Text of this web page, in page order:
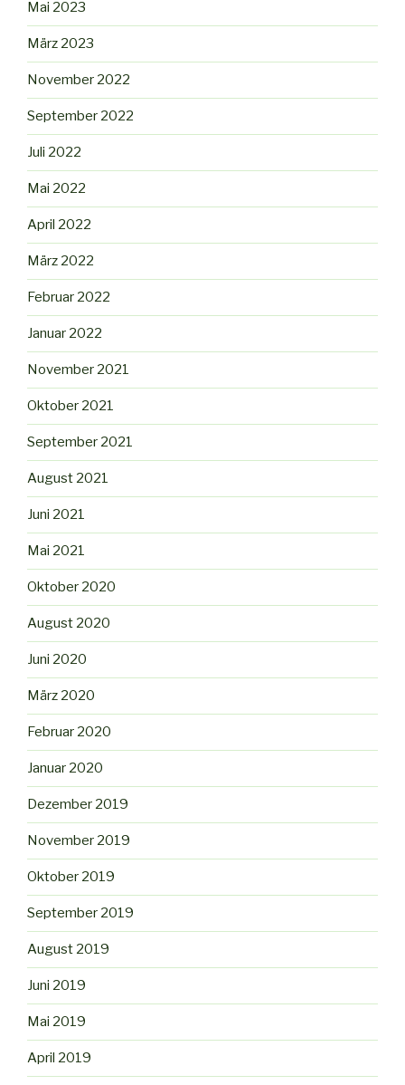
Mai 2023
März 2023
November 2022
September 2022
Juli 2022
Mai 2022
April 2022
März 2022
Februar 2022
Januar 2022
November 2021
Oktober 2021
September 2021
August 2021
Juni 2021
Mai 2021
Oktober 2020
August 2020
Juni 2020
März 2020
Februar 2020
Januar 2020
Dezember 2019
November 2019
Oktober 2019
September 2019
August 2019
Juni 2019
Mai 2019
April 2019